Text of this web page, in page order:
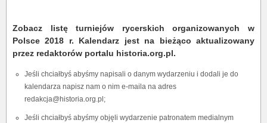
Zobacz listę turniejów rycerskich organizowanych w
Polsce 2018 r. Kalendarz jest na bieżąco aktualizowany
przez redaktorów portalu historia.org.pl.
Jeśli chciałbyś abyśmy napisali o danym wydarzeniu i dodali je do
kalendarza napisz nam o nim e-maila na adres
redakcja@historia.org.pl;
Jeśli chciałbyś abyśmy objęli wydarzenie patronatem medialnym